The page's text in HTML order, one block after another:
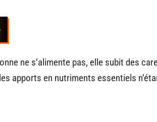
ne s’alimente pas, elle subit des
apports en nutriments essentiels